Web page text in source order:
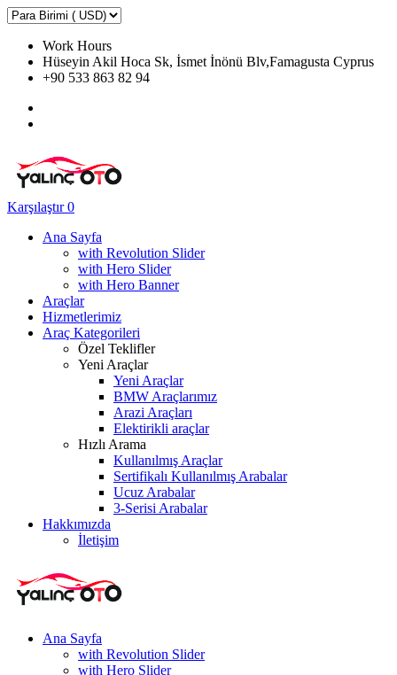
Work Hours
Hüseyin Akil Hoca Sk, İsmet İnönü Blv,Famagusta Cyprus
+90 533 863 82 94
Karşılaştır 0
Ana Sayfa
with Revolution Slider
with Hero Slider
with Hero Banner
Araçlar
Hizmetlerimiz
Araç Kategorileri
Özel Teklifler
Yeni Araçlar
Yeni Araçlar
BMW Araçlarımız
Arazi Araçları
Elektirikli araçlar
Hızlı Arama
Kullanılmış Araçlar
Sertifikalı Kullanılmış Arabalar
Ucuz Arabalar
3-Serisi Arabalar
Hakkımızda
İletişim
Ana Sayfa
with Revolution Slider
with Hero Slider